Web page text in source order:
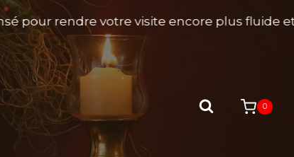
rendre votre visite encore plus fluide
0